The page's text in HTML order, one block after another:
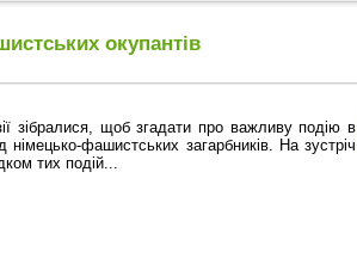
окупантів
зібралися, щоб згадати про важливу подію в
німецько-фашистських загарбників. На зустріч
тих подій...